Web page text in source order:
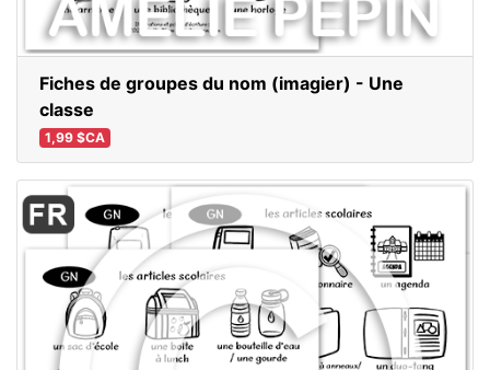
Fiches de groupes du nom (imagier) - Une
classe
1,99 $CA